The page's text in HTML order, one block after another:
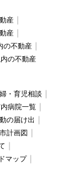
産
産
の不動産
の不動産
・育児相談
病院一覧
の届け出
計画図
マップ